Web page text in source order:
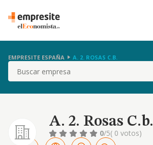
EMPRESITE ESPAÑA A. 2. ROSAS C.B.
Buscar
A. 2. Rosas C.b.
0/5( 0 votos)